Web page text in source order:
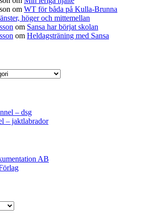
om WT för båda på Kulla-Brunna
höger och mittemellan
om Sansa har börjat skolan
om Heldagsträning med Sansa
– dsg
– jaktlabrador
AB